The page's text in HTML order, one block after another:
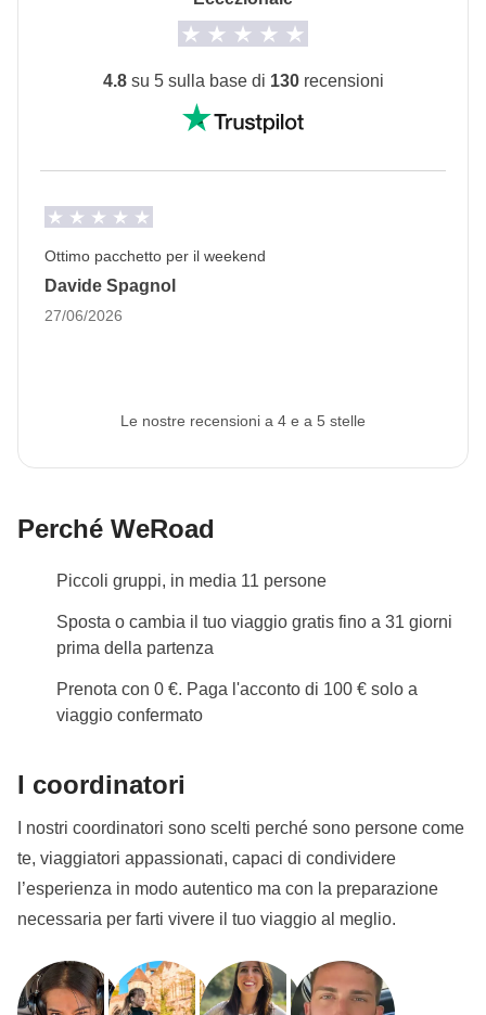
direttamente per il Castello di Bran dall'aeroporto il
Info sulle camere private
4.8su 5 sulla base di 130recensioni
Ottimo pacchetto per il weekend
Davide Spagnol
27/06/2026
Le nostre recensioni a 4 e a 5 stelle
Perché WeRoad
Piccoli gruppi, in media 11 persone
Sposta o cambia il tuo viaggio gratis fino a 31 giorni
prima della partenza
Prenota con 0 €. Paga l'acconto di 100 € solo a
viaggio confermato
I coordinatori
I nostri coordinatori sono scelti perché sono persone come
te, viaggiatori appassionati, capaci di condividere
l’esperienza in modo autentico ma con la preparazione
necessaria per farti vivere il tuo viaggio al meglio.